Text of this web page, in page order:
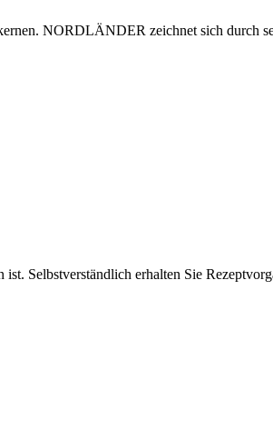
NORDLÄNDER zeichnet sich durch
Selbstverständlich erhalten Sie